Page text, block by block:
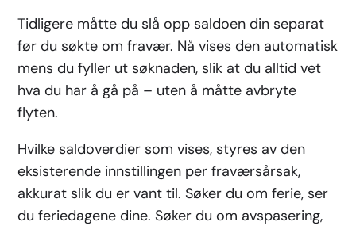
Tidligere måtte du slå opp saldoen din separat
før du søkte om fravær. Nå vises den automatisk
mens du fyller ut søknaden, slik at du alltid vet
hva du har å gå på – uten å måtte avbryte
flyten.
Hvilke saldoverdier som vises, styres av den
eksisterende innstillingen per fraværsårsak,
akkurat slik du er vant til. Søker du om ferie, ser
du feriedagene dine. Søker du om avspasering,